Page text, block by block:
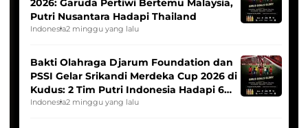
2026: Garuda Pertiwi Bertemu Malaysia,
Putri Nusantara Hadapi Thailand
Indonesia2 minggu yang lalu
Bakti Olahraga Djarum Foundation dan
PSSI Gelar Srikandi Merdeka Cup 2026 di
Kudus: 2 Tim Putri Indonesia Hadapi 6
Tim Asia
Indonesia2 minggu yang lalu